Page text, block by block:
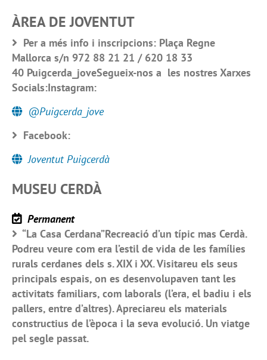
ÀREA DE JOVENTUT
Per a més info i inscripcions: Plaça Regne
Mallorca s/n 972 88 21 21 / 620 18 33
40 Puigcerda_joveSegueix-nos a les nostres Xarxes
Socials:Instagram:
@Puigcerda_jove
Facebook:
Joventut Puigcerdà
MUSEU CERDÀ
Permanent
“La Casa Cerdana”Recreació d’un típic mas Cerdà.
Podreu veure com era l’estil de vida de les famílies
rurals cerdanes dels s. XIX i XX. Visitareu els seus
principals espais, on es desenvolupaven tant les
activitats familiars, com laborals (l’era, el badiu i els
pallers, entre d’altres). Apreciareu els materials
constructius de l’època i la seva evolució. Un viatge
pel segle passat.